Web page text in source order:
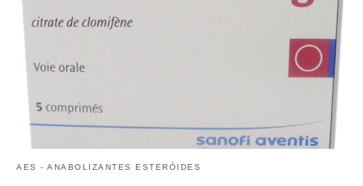
AES - ANABOLIZANTES ESTERÓIDES